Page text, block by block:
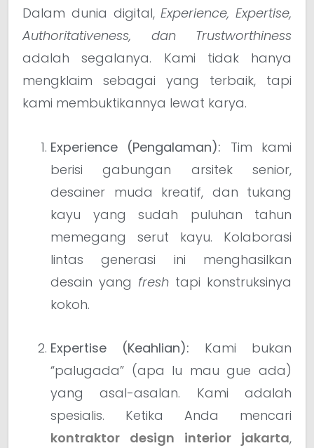
Dalam dunia digital,Experience, Expertise,
Authoritativeness, dan Trustworthiness
adalah segalanya. Kami tidak hanya
mengklaim sebagai yang terbaik, tapi
kami membuktikannya lewat karya.
Experience (Pengalaman): Tim kami
berisi gabungan arsitek senior,
desainer muda kreatif, dan tukang
kayu yang sudah puluhan tahun
memegang serut kayu. Kolaborasi
lintas generasi ini menghasilkan
desain yang fresh tapi konstruksinya
kokoh.
Expertise (Keahlian): Kami bukan
“palugada” (apa lu mau gue ada)
yang asal-asalan. Kami adalah
spesialis. Ketika Anda mencari
kontraktor design interior jakarta,